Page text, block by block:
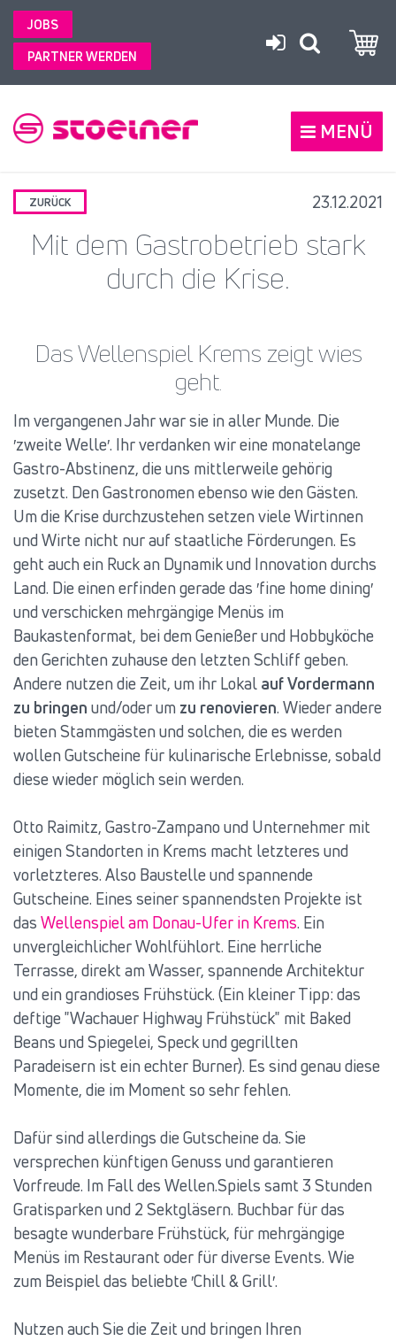
JOBS
PARTNER WERDEN
MENÜ
ZURÜCK 23.12.2021
Mit dem Gastrobetrieb stark
durch die Krise.
Das Wellenspiel Krems zeigt wies
geht.
Im vergangenen Jahr war sie in aller Munde. Die
′zweite Welle′. Ihr verdanken wir eine monatelange
Gastro-Abstinenz, die uns mittlerweile gehörig
zusetzt. Den Gastronomen ebenso wie den Gästen.
Um die Krise durchzustehen setzen viele Wirtinnen
und Wirte nicht nur auf staatliche Förderungen. Es
geht auch ein Ruck an Dynamik und Innovation durchs
Land. Die einen erfinden gerade das ′fine home dining′
und verschicken mehrgängige Menüs im
Baukastenformat, bei dem Genießer und Hobbyköche
den Gerichten zuhause den letzten Schliff geben.
Andere nutzen die Zeit, um ihr Lokal auf Vordermann
zu bringen und/oder um zu renovieren. Wieder andere
bieten Stammgästen und solchen, die es werden
wollen Gutscheine für kulinarische Erlebnisse, sobald
diese wieder möglich sein werden.
Otto Raimitz, Gastro-Zampano und Unternehmer mit
einigen Standorten in Krems macht letzteres und
vorletzteres. Also Baustelle und spannende
Gutscheine. Eines seiner spannendsten Projekte ist
das Wellenspiel am Donau-Ufer in Krems. Ein
unvergleichlicher Wohlfühlort. Eine herrliche
Terrasse, direkt am Wasser, spannende Architektur
und ein grandioses Frühstück. (Ein kleiner Tipp: das
deftige "Wachauer Highway Frühstück" mit Baked
Beans und Spiegelei, Speck und gegrillten
Paradeisern ist ein echter Burner). Es sind genau diese
Momente, die im Moment so sehr fehlen.
Dafür sind allerdings die Gutscheine da. Sie
versprechen künftigen Genuss und garantieren
Vorfreude. Im Fall des Wellen.Spiels samt 3 Stunden
Gratisparken und 2 Sektgläsern. Buchbar für das
besagte wunderbare Frühstück, für mehrgängige
Menüs im Restaurant oder für diverse Events. Wie
zum Beispiel das beliebte ′Chill & Grill′.
Nutzen auch Sie die Zeit und bringen Ihren